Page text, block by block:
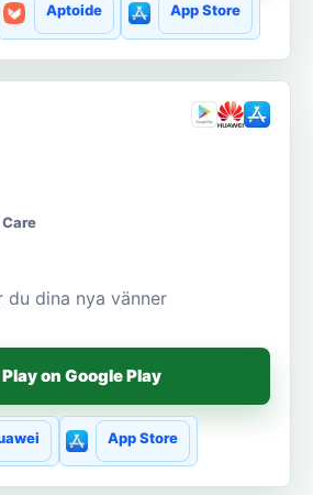
Aptoide App Store
dina nya vänner
Play on Google Play
App Store